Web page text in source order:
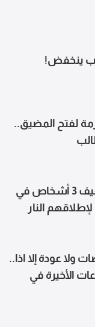
ينخفض!
لفتح المضيق..
قيادة الجيش: توقيف 3 أشخاص في
النار
وذخائر
ولا عودة إلا اذا..
الأخيرة في